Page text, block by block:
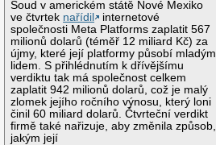
Soud v americkém státě Nové Mexiko
ve čtvrtek nařídil
internetové
společnosti Meta Platforms zaplatit 567
milionů dolarů (téměř 12 miliard Kč) za
újmy, které její platformy působí mladým
lidem. S přihlédnutím k dřívějšímu
verdiktu tak má společnost celkem
zaplatit 942 milionů dolarů, což je malý
zlomek jejího ročního výnosu, který loni
činil 60 miliard dolarů. Čtvrteční verdikt
firmě také nařizuje, aby změnila způsob,
jakým její